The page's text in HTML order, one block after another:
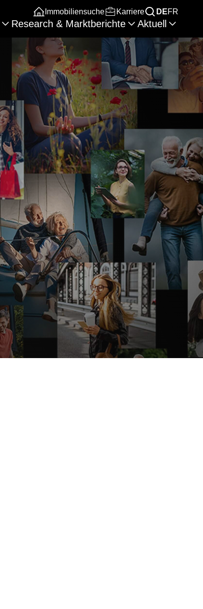
Immobiliensuche Karriere DEFR
Research & Marktberichte Aktuell